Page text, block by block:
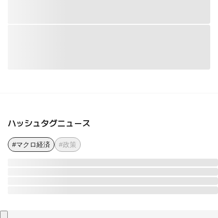
ハッシュタグニュース
#マクロ経済 #政策